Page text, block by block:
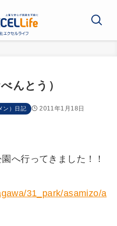
んとう）
ン）日記 2011年1月18日
へ行ってきました！！
31_park/asamizo/a